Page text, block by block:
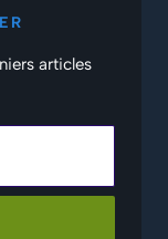
articles